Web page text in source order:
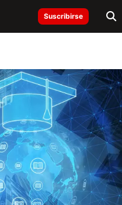
Suscribirse